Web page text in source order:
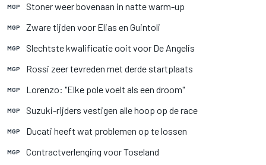
MGP Stoner weer bovenaan in natte warm-up
MGP Zware tijden voor Elias en Guintoli
MGP Slechtste kwalificatie ooit voor De Angelis
MGP Rossi zeer tevreden met derde startplaats
MGP Lorenzo: "Elke pole voelt als een droom"
MGP Suzuki-rijders vestigen alle hoop op de race
MGP Ducati heeft wat problemen op te lossen
MGP Contractverlenging voor Toseland